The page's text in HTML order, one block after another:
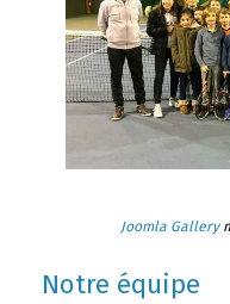
Joomla Gallery
Notre équipe